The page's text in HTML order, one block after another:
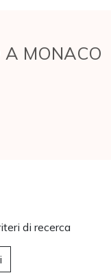
A MONACO
di recerca